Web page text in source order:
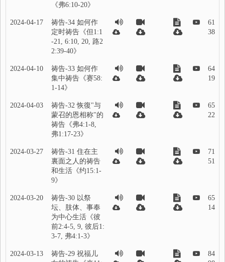
《弗6:10-20》
2024-04-17
祷告-34 如何作
定时祷告《但1:1
-21, 6:10, 20, 路2
2:39-40》
61
38
2024-04-10
祷告-33 如何作
集中祷告《赛58:
1-14》
64
19
2024-04-03
祷告-32 恢復"与
蒙召的恩相称"的
祷告《弗4:1-8,
弗1:17-23》
65
22
2024-03-27
祷告-31 住在主
裏面之人的祷告
和生活《约15:1-
9》
71
51
2024-03-20
祷告-30 以祭
坛、肢体、事奉
为中心生活《彼
前2:4-5, 9, 彼后1:
3-7, 弗4:1-3》
65
14
2024-03-13
祷告-29 祝福儿
84